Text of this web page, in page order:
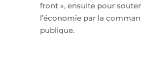
front », ensuite pour
l’économie par la
publique.